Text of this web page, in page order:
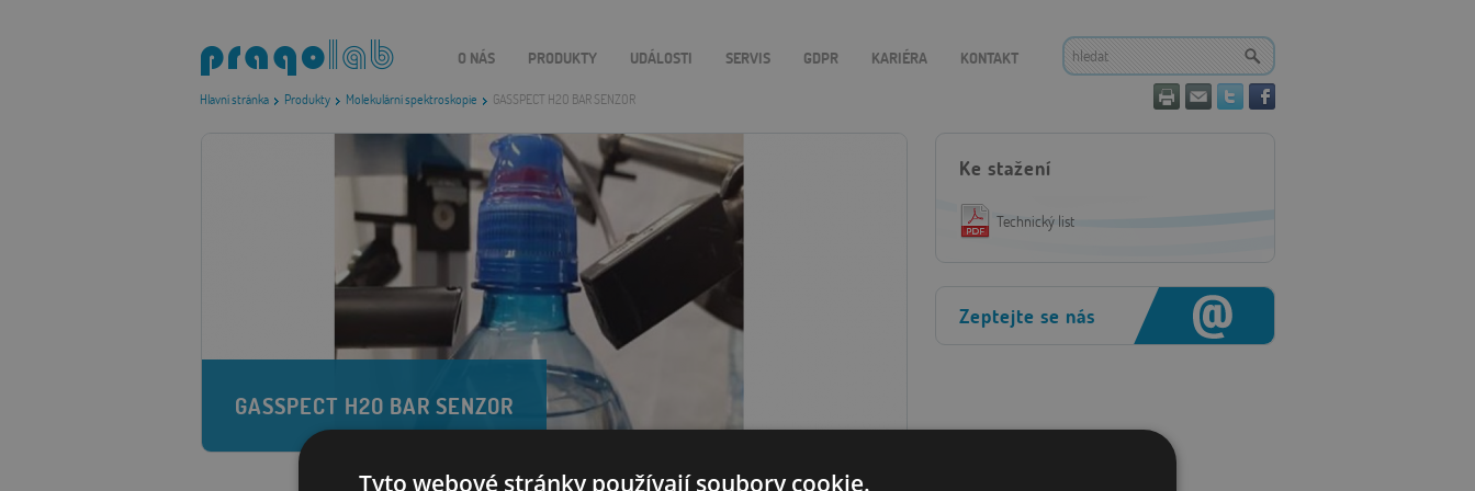
Hlavní stránka Produkty Molekulární spektroskopie GASSPECT H2O BAR SENZOR
O NÁS PRODUKTY UDÁLOSTI SERVIS GDPR KARIÉRA KONTAKT
GASSPECT H2O BAR SENZOR
Ke stažení
Technický list
Zeptejte se nás
Tyto webové stránky používají soubory cookie.